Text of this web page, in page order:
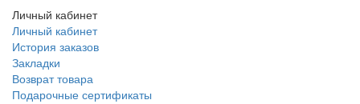
Личный кабинет
Личный кабинет
История заказов
Закладки
Возврат товара
Подарочные сертификаты